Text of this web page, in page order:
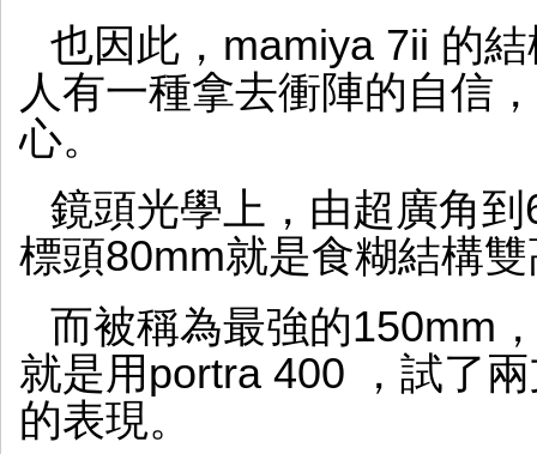
也因此，mamiya 7ii 的
人有一種拿去衝陣的自信
心。
鏡頭光學上，由超廣角
標頭80mm就是食糊結構
而被稱為最強的150mm
就是用portra 400 ，試了
的表現。